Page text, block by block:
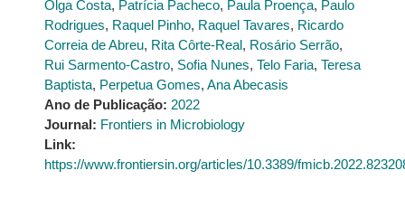
Olga Costa, Patrícia Pacheco, Paula Proença, Paulo
Rodrigues, Raquel Pinho, Raquel Tavares, Ricardo
Correia de Abreu, Rita Côrte-Real, Rosário Serrão,
Rui Sarmento-Castro, Sofia Nunes, Telo Faria, Teresa
Baptista, Perpetua Gomes, Ana Abecasis
Ano de Publicação: 2022
Journal: Frontiers in Microbiology
Link:
https://www.frontiersin.org/articles/10.3389/